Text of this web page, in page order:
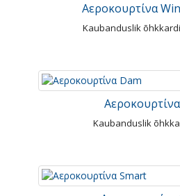
Αεροκουρτίνα
Kaubanduslik
Kaubanduslik